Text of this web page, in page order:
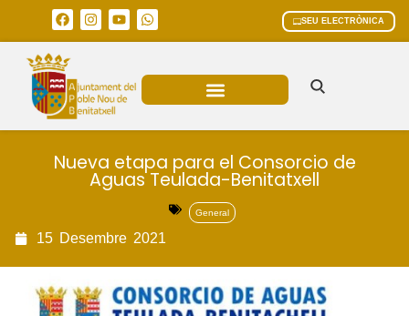
SEU ELECTRÒNICA
Nueva etapa para el Consorcio de
Aguas Teulada-Benitatxell
General
15 Desembre 2021